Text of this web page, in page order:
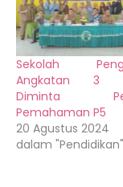
Sekolah
Angkatan 3
Diminta
Pemahaman P5
20 Agustus 2024
dalam "Pendidikan"